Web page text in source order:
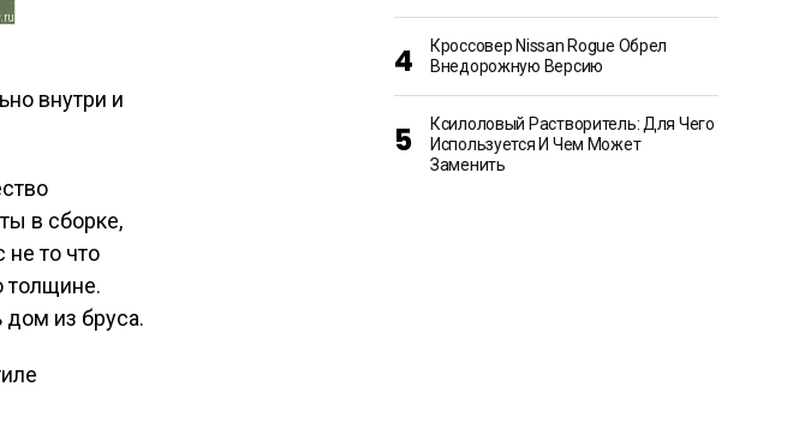
внутри и
в сборке,
не то что
толщине.
дом из бруса.
Кроссовер Nissan Rogue Обрел
Внедорожную Версию
Ксилоловый Растворитель: Для Чего
Используется И Чем Может
Заменить